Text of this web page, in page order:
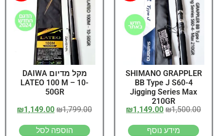
SHIMANO GRAPPLER
BB Type J S60-4
Jigging Series Max
210GR
₪1,500.00
₪1,149.00
מידע נוסף
מקל מדיום DAIWA
LATEO 100 M – 10-
50GR
₪1,799.00
₪1,149.00
הוספה לסל